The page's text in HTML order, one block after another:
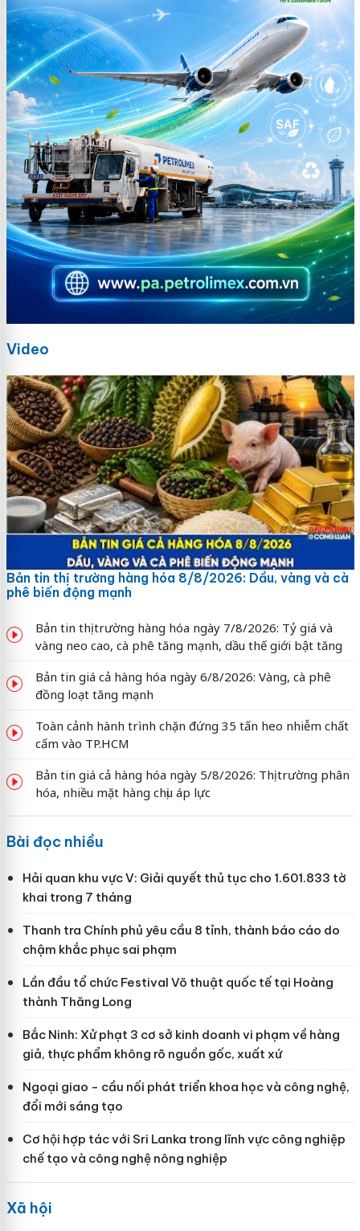
Video
Bản tin thị trường hàng hóa 8/8/2026: Dầu, vàng và cà
phê biến động mạnh
Bản tin thị trường hàng hóa ngày 7/8/2026: Tỷ giá và
vàng neo cao, cà phê tăng mạnh, dầu thế giới bật tăng
Bản tin giá cả hàng hóa ngày 6/8/2026: Vàng, cà phê
đồng loạt tăng mạnh
Toàn cảnh hành trình chặn đứng 35 tấn heo nhiễm chất
cấm vào TP.HCM
Bản tin giá cả hàng hóa ngày 5/8/2026: Thị trường phân
hóa, nhiều mặt hàng chịu áp lực
Bài đọc nhiều
Hải quan khu vực V: Giải quyết thủ tục cho 1.601.833 tờ
khai trong 7 tháng
Thanh tra Chính phủ yêu cầu 8 tỉnh, thành báo cáo do
chậm khắc phục sai phạm
Lần đầu tổ chức Festival Võ thuật quốc tế tại Hoàng
thành Thăng Long
Bắc Ninh: Xử phạt 3 cơ sở kinh doanh vi phạm về hàng
giả, thực phẩm không rõ nguồn gốc, xuất xứ
Ngoại giao - cầu nối phát triển khoa học và công nghệ,
đổi mới sáng tạo
Cơ hội hợp tác với Sri Lanka trong lĩnh vực công nghiệp
chế tạo và công nghệ nông nghiệp
Xã hội